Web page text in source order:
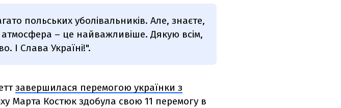
польських уболівальників. Але, знаєте,
– це найважливіше. Дякую всім,
І Слава Україні!".
завершилася перемогою українки з
Марта Костюк здобула свою 11 перемогу в